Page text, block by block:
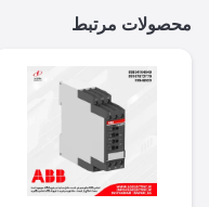
محصولات مرتبط